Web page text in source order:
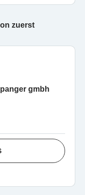
zuerst
gmbh